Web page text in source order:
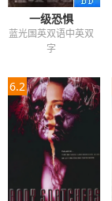
一级恐惧
蓝光国英双语中英双
字
6.2